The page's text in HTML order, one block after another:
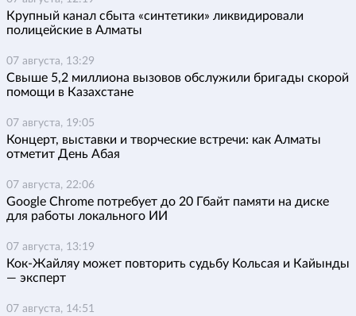
Крупный канал сбыта «синтетики» ликвидировали
полицейские в Алматы
07 августа, 13:29
Свыше 5,2 миллиона вызовов обслужили бригады скорой
помощи в Казахстане
07 августа, 19:05
Концерт, выставки и творческие встречи: как Алматы
отметит День Абая
07 августа, 22:06
Google Chrome потребует до 20 Гбайт памяти на диске
для работы локального ИИ
07 августа, 13:19
Кок-Жайляу может повторить судьбу Кольсая и Кайынды
— эксперт
07 августа, 14:51